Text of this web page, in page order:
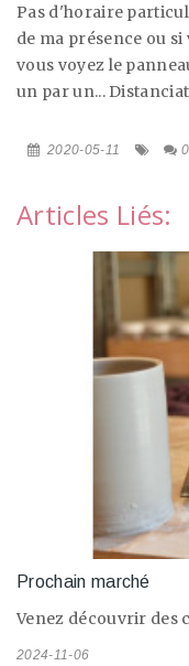
Pas d'horaire
de ma présence ou
vous voyez le
un par un...
2020-05-11
Articles Liés:
Prochain marché
Venez découvrir des
2024-11-06